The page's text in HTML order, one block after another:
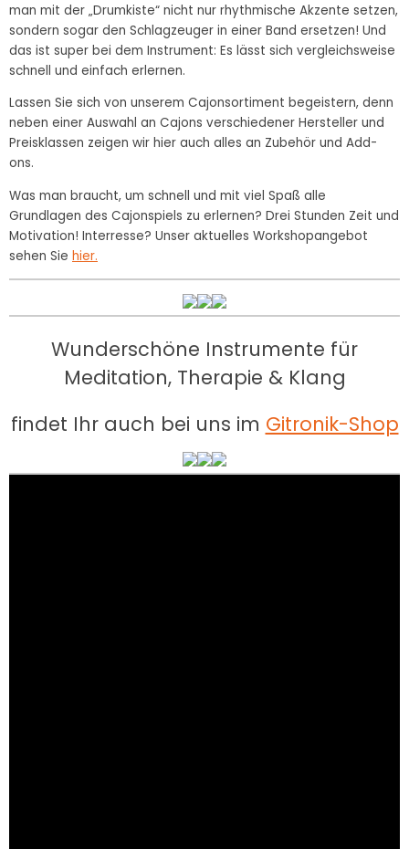
man mit der „Drumkiste“ nicht nur rhythmische Akzente setzen,
sondern sogar den Schlagzeuger in einer Band ersetzen! Und
das ist super bei dem Instrument: Es lässt sich vergleichsweise
schnell und einfach erlernen.
Lassen Sie sich von unserem Cajonsortiment begeistern, denn
neben einer Auswahl an Cajons verschiedener Hersteller und
Preisklassen zeigen wir hier auch alles an Zubehör und Add-
ons.
Was man braucht, um schnell und mit viel Spaß alle
Grundlagen des Cajonspiels zu erlernen? Drei Stunden Zeit und
Motivation! Interresse? Unser aktuelles Workshopangebot
sehen Sie hier.
Wunderschöne Instrumente für
Meditation, Therapie & Klang
findet Ihr auch bei uns im Gitronik-Shop